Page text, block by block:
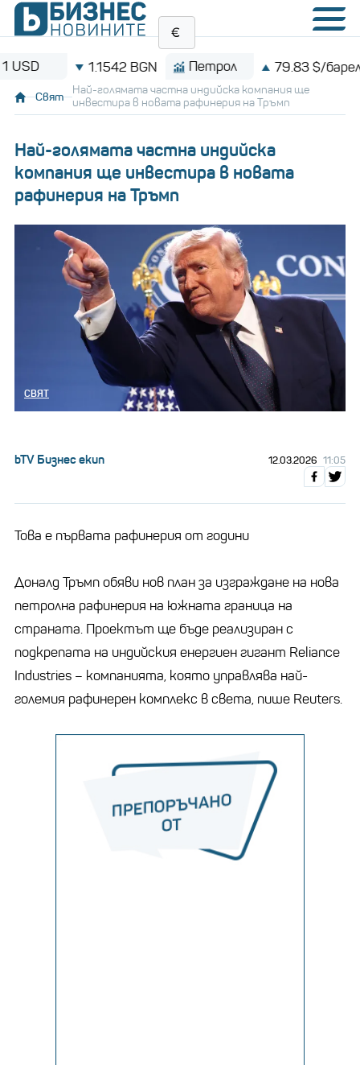
1.1542 BGN Петрол 79.83 $/барел
Свят
Най-голямата частна индийска компания ще
инвестира в новата рафинерия на Тръмп
Най-голямата частна индийска
компания ще инвестира в новата
рафинерия на Тръмп
СВЯТ
bTV Бизнес екип 12.03.2026 11:05
Това е първата рафинерия от години
Доналд Тръмп обяви нов план за изграждане на нова
петролна рафинерия на южната граница на
страната. Проектът ще бъде реализиран с
подкрепата на индийския енергиен гигант Reliance
Industries – компанията, която управлява най-
големия рафинерен комплекс в света, пише Reuters.